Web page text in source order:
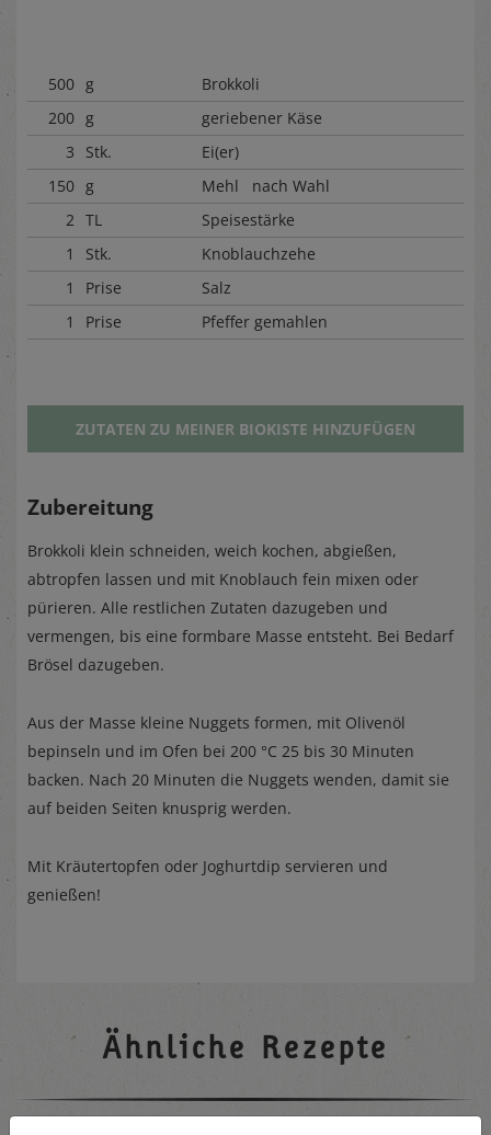
500 g
Brokkoli
200 g
geriebener Käse
3
Stk.
Ei(er)
150 g
Mehl nach Wahl
2 TL
Speisestärke
1
Stk.
Knoblauchzehe
1
Prise
Salz
1
Prise Pfeffer gemahlen
ZUTATEN ZU MEINER BIOKISTE HINZUFÜGEN
Zubereitung
Brokkoli klein schneiden, weich kochen, abgießen,
abtropfen lassen und mit Knoblauch fein mixen oder
pürieren. Alle restlichen Zutaten dazugeben und
vermengen, bis eine formbare Masse entsteht. Bei Bedarf
Brösel dazugeben.
Aus der Masse kleine Nuggets formen, mit Olivenöl
bepinseln und im Ofen bei 200 °C 25 bis 30 Minuten
backen. Nach 20 Minuten die Nuggets wenden, damit sie
auf beiden Seiten knusprig werden.
Mit Kräutertopfen oder Joghurtdip servieren und
genießen!
Ähnliche Rezepte